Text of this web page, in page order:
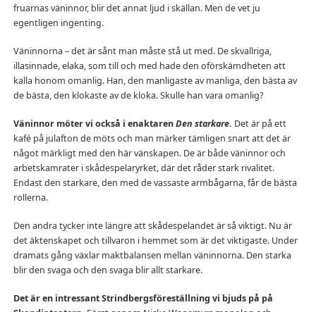
fruarnas väninnor, blir det annat ljud i skällan. Men de vet ju
egentligen ingenting.
Väninnorna – det är sånt man måste stå ut med. De skvallriga,
illasinnade, elaka, som till och med hade den oförskämdheten att
kalla honom omanlig. Han, den manligaste av manliga, den bästa av
de bästa, den klokaste av de kloka. Skulle han vara omanlig?
Väninnor möter vi också i enaktarenDen starkare. Det är på ett
kafé på julafton de möts och man märker tämligen snart att det är
något märkligt med den här vänskapen. De är både väninnor och
arbetskamrater i skådespelaryrket, där det råder stark rivalitet.
Endast den starkare, den med de vassaste armbågarna, får de bästa
rollerna.
Den andra tycker inte längre att skådespelandet är så viktigt. Nu är
det äktenskapet och tillvaron i hemmet som är det viktigaste. Under
dramats gång växlar maktbalansen mellan väninnorna. Den starka
blir den svaga och den svaga blir allt starkare.
Det är en intressant Strindbergsföreställning vi bjuds på på